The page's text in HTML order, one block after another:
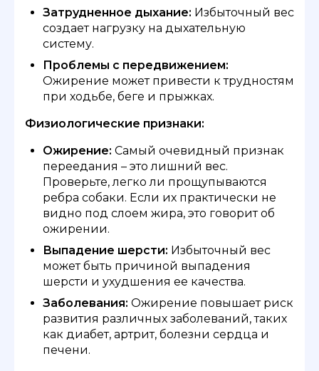
Затрудненное дыхание: Избыточный вес
создает нагрузку на дыхательную
систему.
Проблемы с передвижением:
Ожирение может привести к трудностям
при ходьбе, беге и прыжках.
Физиологические признаки:
Ожирение: Самый очевидный признак
переедания – это лишний вес.
Проверьте, легко ли прощупываются
ребра собаки. Если их практически не
видно под слоем жира, это говорит об
ожирении.
Выпадение шерсти: Избыточный вес
может быть причиной выпадения
шерсти и ухудшения ее качества.
Заболевания: Ожирение повышает риск
развития различных заболеваний, таких
как диабет, артрит, болезни сердца и
печени.